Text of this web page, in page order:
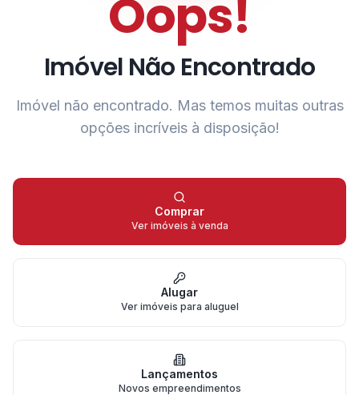
Oops!
Imóvel Não Encontrado
Imóvel não encontrado. Mas temos muitas outras
opções incríveis à disposição!
Comprar
Ver imóveis à venda
Alugar
Ver imóveis para aluguel
Lançamentos
Novos empreendimentos